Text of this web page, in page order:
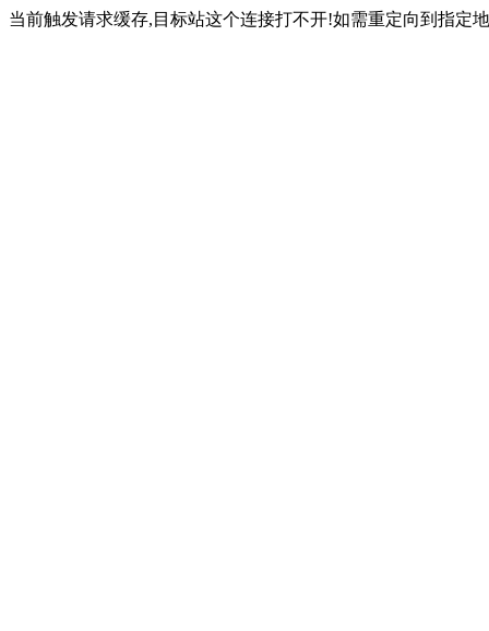
当前触发请求缓存,目标站这个连接打不开!如需重定向到指定